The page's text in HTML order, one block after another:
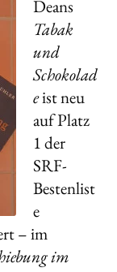
Deans
Tabak
und
Schokolad
eist neu
auf Platz
1 der
SRF-
Bestenlist
e
– im
im